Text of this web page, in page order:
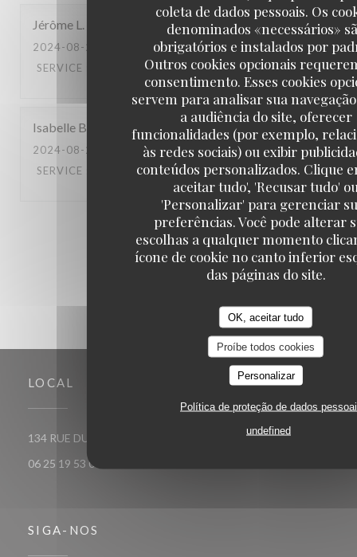
coleta de dados pessoais. Os
denominados «necessários»
obrigatórios e instalados por
Outros cookies opcionais
consentimento. Esses cookies
servem para analisar sua
a audiência do site, oferecer
funcionalidades (por exemplo,
às redes sociais) ou exibir
conteúdos personalizados. Clique
aceitar tudo', 'Recusar tudo'
'Personalizar' para gerenciar
preferências. Você pode alterar
escolhas a qualquer momento
ícone de cookie no canto inferior
das páginas do site.
OK, aceitar tudo
Proíbe todos cookies
Personalizar
Política de proteção de dados
undefined
Jérôme L
2024-08-28
- 19:45 - GUESTS 4
SERVICE
AMBIENCE: 5 /5 MENU: 5/5 QUALITY_PRICE
Isabelle B
2024-08-24
- 20:30 - GUESTS 2
SERVICE
AMBIENCE: 4 /5 MENU: 5/5 QUALITY_PRICE
1 2 3
LOCAL
134 RUE DU THEATRE 75015 Paris
((abre numa nova janela))
06 25 19 53 07
SIGA-NOS